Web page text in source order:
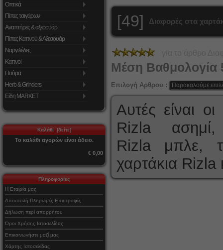
Οπτικά
Πίπες τσιγάρων
Αναπτήρες & αξεσουάρ
Πίπες Καπνού & Αξεσουάρ
Ναργιλέδες
Καπνοί
Πούρα
Herb & Grinders
Είδη MARKET
Καλάθι [δείτε]
Το καλάθι αγορών είναι άδειο.
€ 0,00
Πληροφορίες
Η Εταιρία μας
Αποστολή-Πληρωμές-Επιστροφές
Δήλωση περί απορρήτου
Όροι Χρήσης Ιστοσελίδας
Επικοινωνήστε μαζί μας
Χάρτης Ιστοσελίδας
[49] Διαφορές στα
Μέση Βαθμολογία
Επιλογή Αρθρου :
Αυτές είναι
Rizla
Rizla μπλε,
χαρτάκια Rizla